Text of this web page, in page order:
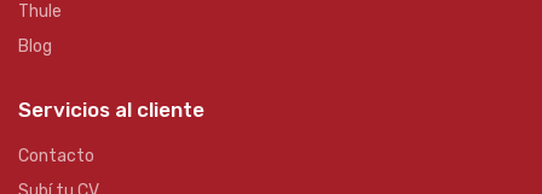
Thule
Blog
Servicios al cliente
Contacto